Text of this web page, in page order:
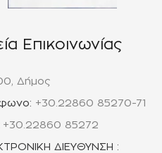
Επικοινωνίας
Δήμος
+30.22860 85270-71
+30.22860 85272
ΔΙΕΥΘΥΝΣΗ :